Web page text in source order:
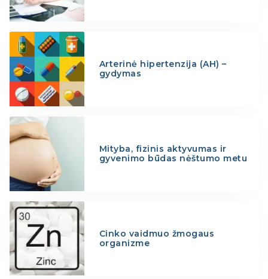
Arterinė hipertenzija (AH) –
gydymas
Mityba, fizinis aktyvumas ir
gyvenimo būdas nėštumo metu
Cinko vaidmuo žmogaus
organizme